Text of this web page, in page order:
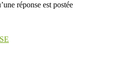
réponse est postée